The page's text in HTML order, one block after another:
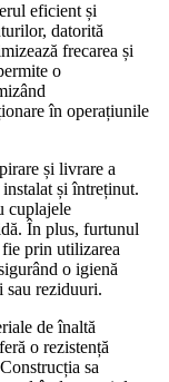
eficient și
datorită
frecarea și
o
în operațiunile
și livrare a
și întreținut.
cuplajele
În plus, furtunul
prin utilizarea
o igienă
sau reziduuri.
de înaltă
o rezistență
sa